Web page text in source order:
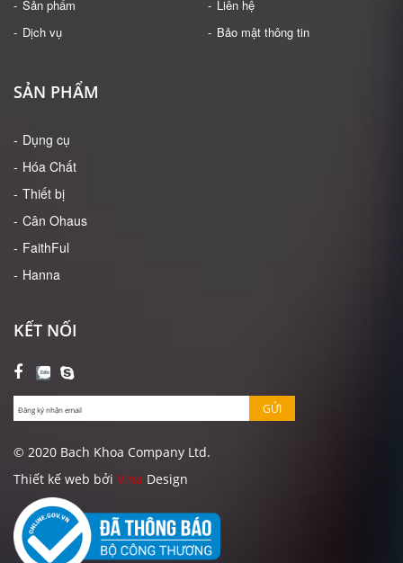
Sản phẩm
Dịch vụ
Liên hệ
Bảo mật thông tin
SẢN PHẨM
Dụng cụ
Hóa Chất
Thiết bị
Cân Ohaus
FaithFul
Hanna
KẾT NỐI
GỬI
© 2020 Bach Khoa Company Ltd.
Thiết kế web bởi Vina Design